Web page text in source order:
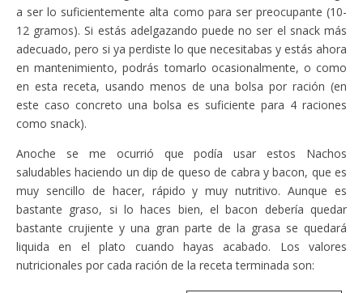
a ser lo suficientemente alta como para ser preocupante (10-
12 gramos). Si estás adelgazando puede no ser el snack más
adecuado, pero si ya perdiste lo que necesitabas y estás ahora
en mantenimiento, podrás tomarlo ocasionalmente, o como
en esta receta, usando menos de una bolsa por ración (en
este caso concreto una bolsa es suficiente para 4 raciones
como snack).
Anoche se me ocurrió que podía usar estos Nachos
saludables haciendo un dip de queso de cabra y bacon, que es
muy sencillo de hacer, rápido y muy nutritivo. Aunque es
bastante graso, si lo haces bien, el bacon debería quedar
bastante crujiente y una gran parte de la grasa se quedará
liquida en el plato cuando hayas acabado. Los valores
nutricionales por cada ración de la receta terminada son: